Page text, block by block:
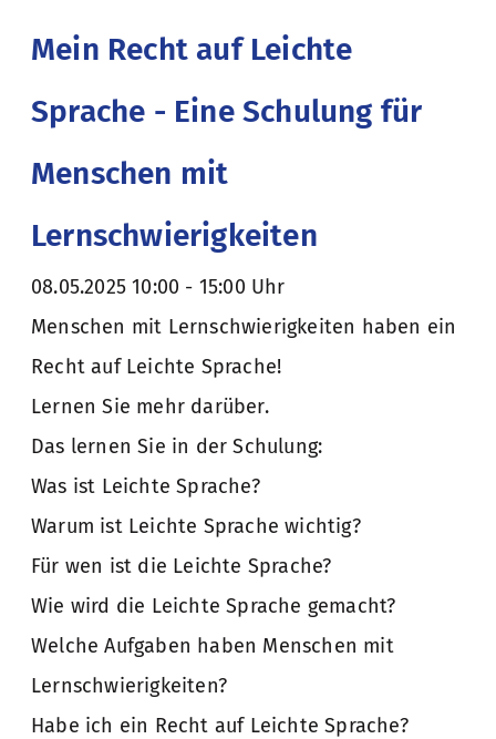
Mein Recht auf Leichte
Sprache - Eine Schulung für
Menschen mit
Lernschwierigkeiten
08.05.2025 10:00 - 15:00 Uhr
Menschen mit Lernschwierigkeiten haben ein
Recht auf Leichte Sprache!
Lernen Sie mehr darüber.
Das lernen Sie in der Schulung:
Was ist Leichte Sprache?
Warum ist Leichte Sprache wichtig?
Für wen ist die Leichte Sprache?
Wie wird die Leichte Sprache gemacht?
Welche Aufgaben haben Menschen mit
Lernschwierigkeiten?
Habe ich ein Recht auf Leichte Sprache?